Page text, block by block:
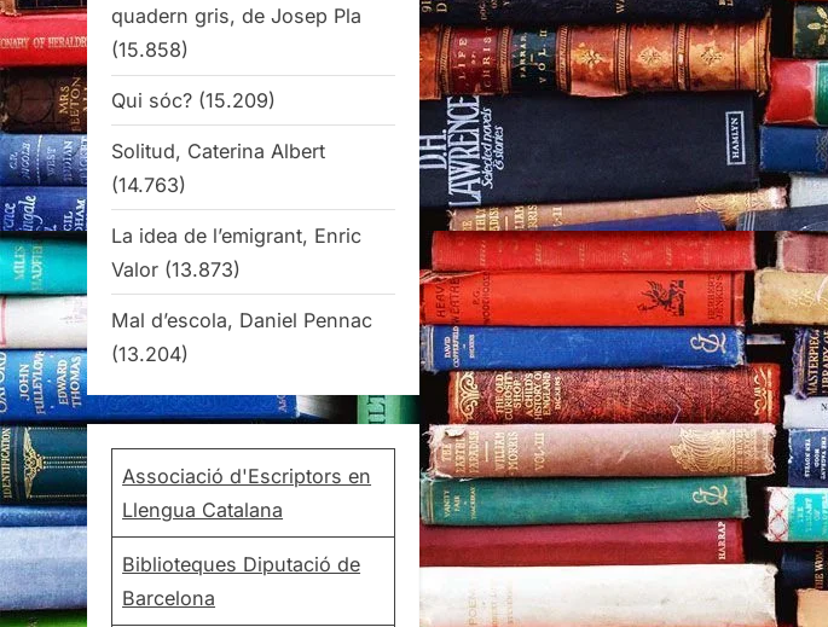
quadern gris, de Josep Pla
(15.858)
Qui sóc? (15.209)
Solitud, Caterina Albert
(14.763)
La idea de l’emigrant, Enric
Valor (13.873)
Mal d’escola, Daniel Pennac
(13.204)
Associació d'Escriptors en
Llengua Catalana
Biblioteques Diputació de
Barcelona